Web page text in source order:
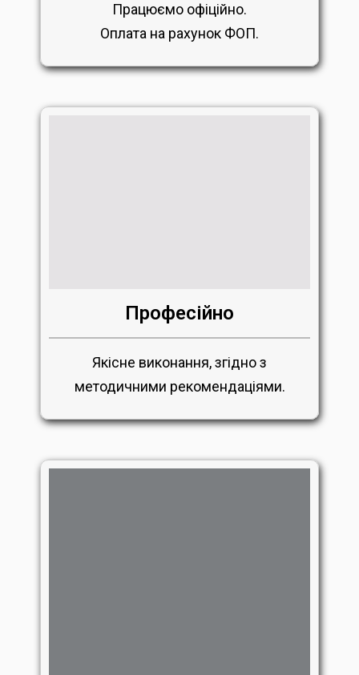
Працюємо офіційно.
Оплата на рахунок ФОП.
Професійно
Якісне виконання, згідно з
методичними рекомендаціями.